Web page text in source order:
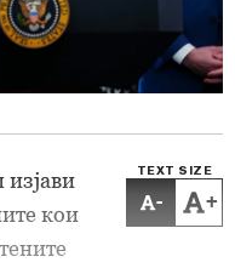
TEXT SIZE
- +
кои